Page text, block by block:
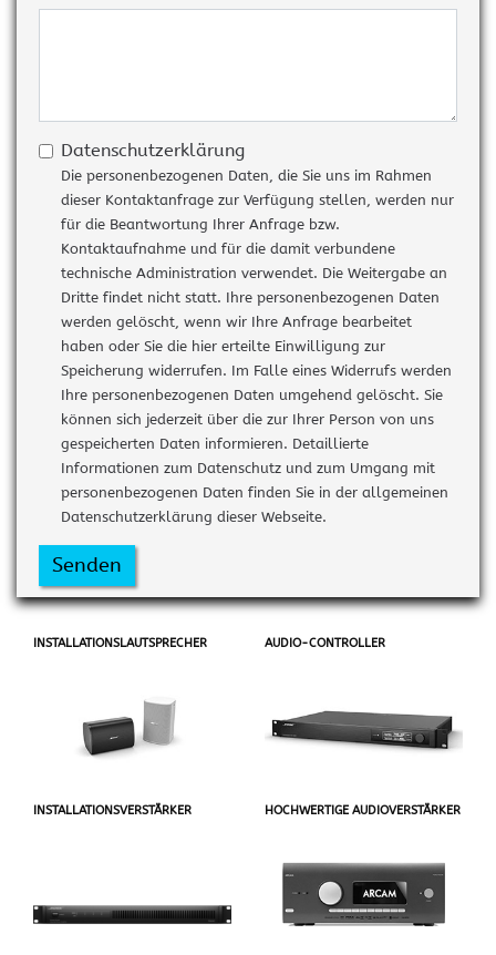
Datenschutzerklärung
Die personenbezogenen Daten, die Sie uns im Rahmen
dieser Kontaktanfrage zur Verfügung stellen, werden nur
für die Beantwortung Ihrer Anfrage bzw.
Kontaktaufnahme und für die damit verbundene
technische Administration verwendet. Die Weitergabe an
Dritte findet nicht statt. Ihre personenbezogenen Daten
werden gelöscht, wenn wir Ihre Anfrage bearbeitet
haben oder Sie die hier erteilte Einwilligung zur
Speicherung widerrufen. Im Falle eines Widerrufs werden
Ihre personenbezogenen Daten umgehend gelöscht. Sie
können sich jederzeit über die zur Ihrer Person von uns
gespeicherten Daten informieren. Detaillierte
Informationen zum Datenschutz und zum Umgang mit
personenbezogenen Daten finden Sie in der allgemeinen
Datenschutzerklärung dieser Webseite.
Senden
INSTALLATIONSLAUTSPRECHER AUDIO-CONTROLLER
INSTALLATIONSVERSTÄRKER HOCHWERTIGE AUDIOVERSTÄRKER